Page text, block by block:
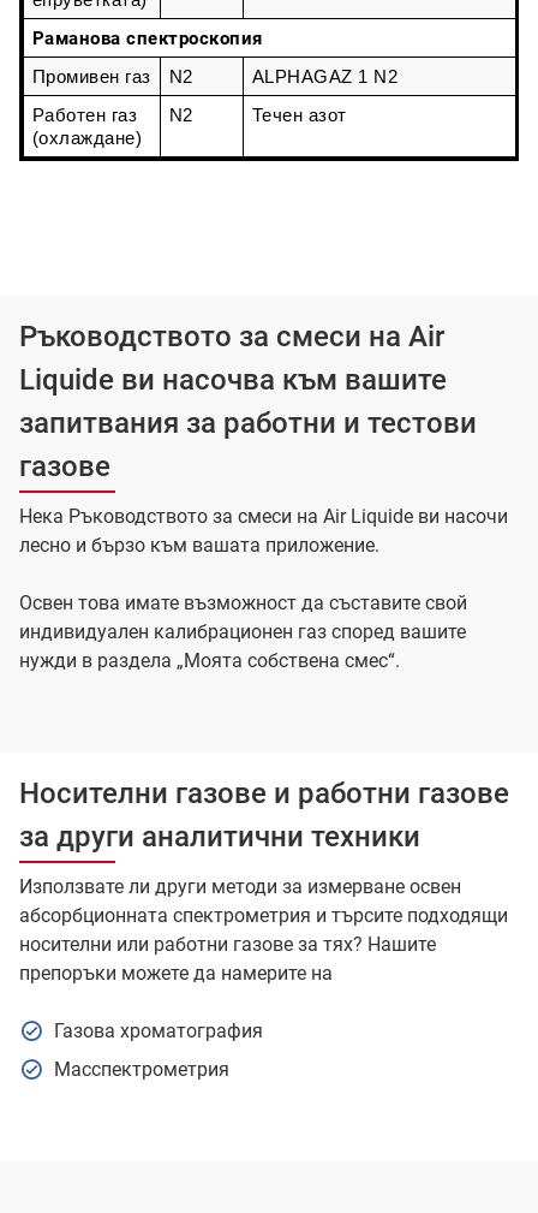
Раманова спектроскопия
Промивен газ N2
ALPHAGAZ 1 N2
Работен газ
(охлаждане)
N2 Течен азот
Ръководството за смеси на Air
Liquide ви насочва към вашите
запитвания за работни и тестови
газове
Нека Ръководството за смеси на Air Liquide ви насочи
лесно и бързо към вашата приложение.
Освен това имате възможност да съставите свой
индивидуален калибрационен газ според вашите
нужди в раздела „Моята собствена смес“.
Носителни газове и работни газове
за други аналитични техники
Използвате ли други методи за измерване освен
абсорбционната спектрометрия и търсите подходящи
носителни или работни газове за тях? Нашите
препоръки можете да намерите на
Газова хроматография
Масспектрометрия